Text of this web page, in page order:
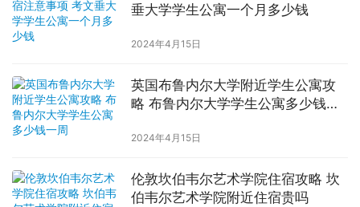
垂大学学生公寓一个月多少钱
2024年4月15日
英国布鲁内尔大学附近学生公寓攻
略 布鲁内尔大学学生公寓多少钱一
2024年4月15日
伦敦坎伯韦尔艺术学院住宿攻略 坎
伯韦尔艺术学院附近住宿贵吗